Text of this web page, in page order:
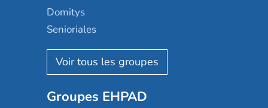
Domitys
Senioriales
Nohée
Les Résidentiels
Mobicap
Groupes EHPAD